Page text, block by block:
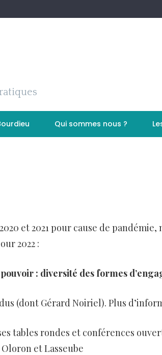
Qui sommes nous ?
et 2021 pour cause de
2022 :
: diversité des formes
(dont Gérard Noiriel). Plus
tables rondes et conférences
et Lasseube